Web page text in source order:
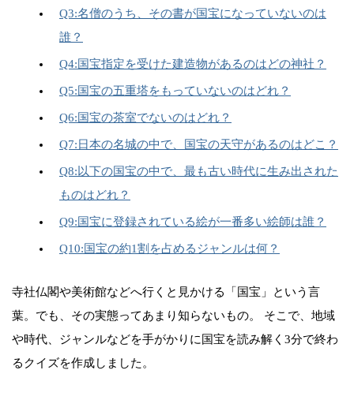
Q3:名僧のうち、その書が国宝になっていないのは
誰？
Q4:国宝指定を受けた建造物があるのはどの神社？
Q5:国宝の五重塔をもっていないのはどれ？
Q6:国宝の茶室でないのはどれ？
Q7:日本の名城の中で、国宝の天守があるのはどこ？
Q8:以下の国宝の中で、最も古い時代に生み出された
ものはどれ？
Q9:国宝に登録されている絵が一番多い絵師は誰？
Q10:国宝の約1割を占めるジャンルは何？
寺社仏閣や美術館などへ行くと見かける「国宝」という言
葉。でも、その実態ってあまり知らないもの。 そこで、地域
や時代、ジャンルなどを手がかりに国宝を読み解く3分で終わ
るクイズを作成しました。